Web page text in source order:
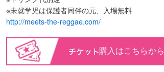
※未就学児は保護者同伴の元、入場無料
http://meets-the-reggae.com/
購入はこちらから